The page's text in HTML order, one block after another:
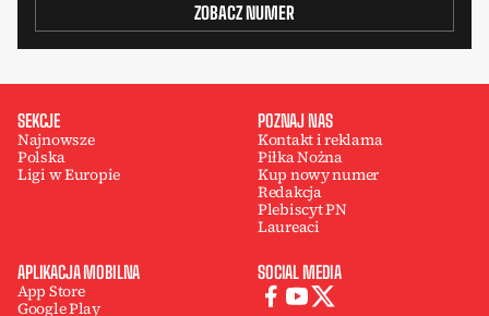
ZOBACZ NUMER
SEKCJE
Najnowsze
Polska
Ligi w Europie
POZNAJ NAS
Kontakt i reklama
Piłka Nożna
Kup nowy numer
Redakcja
Plebiscyt PN
Laureaci
APLIKACJA MOBILNA
App Store
Google Play
SOCIAL MEDIA